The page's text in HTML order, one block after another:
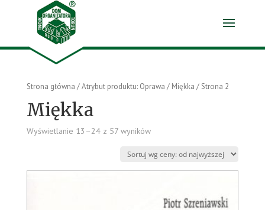
Strona główna / Atrybut produktu: Oprawa / Miękka / Strona 2
Miękka
Wyświetlanie 13–24 z 57 wyników